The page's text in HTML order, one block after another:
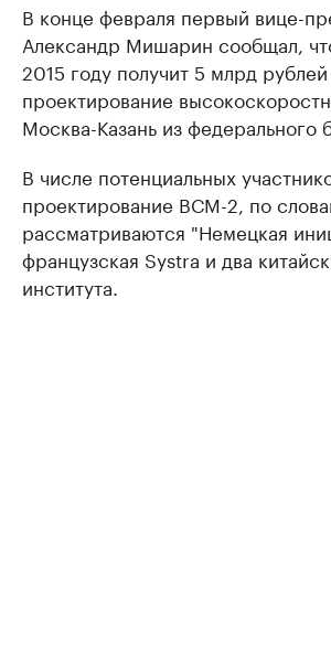
В конце февраля первый вице-
Александр Мишарин сообщал,
2015 году получит 5 млрд
проектирование
Москва-Казань из федерального
В числе потенциальных
проектирование ВСМ-2, по
рассматриваются "Немецкая
французская Systra и два
института.